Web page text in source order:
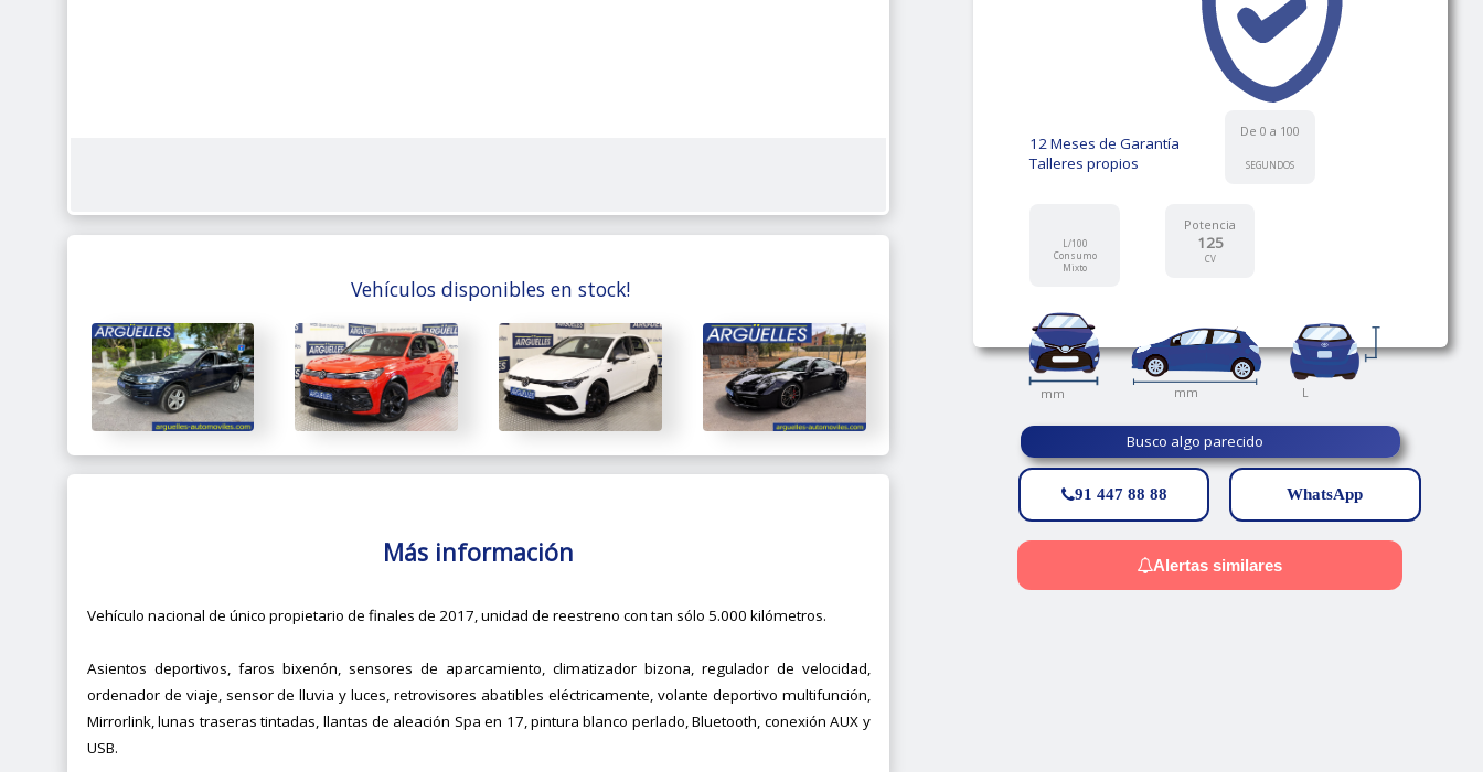
Vehículos disponibles en stock!
Más información
Vehículo nacional de único propietario de finales de 2017, unidad de reestreno con tan sólo 5.000 kilómetros.
Asientos deportivos, faros bixenón, sensores de aparcamiento, climatizador bizona, regulador de velocidad,
ordenador de viaje, sensor de lluvia y luces, retrovisores abatibles eléctricamente, volante deportivo multifunción,
Mirrorlink, lunas traseras tintadas, llantas de aleación Spa en 17, pintura blanco perlado, Bluetooth, conexión AUX y
USB.
12 Meses de Garantía
Talleres propios
De 0 a 100
SEGUNDOS
L/100
Consumo
Mixto
Potencia
125
CV
mm mm L
Busco algo parecido
91 447 88 88 WhatsApp
Alertas similares